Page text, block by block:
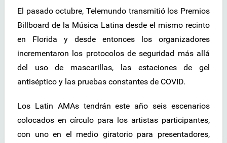
El pasado octubre, Telemundo transmitió los Premios
Billboard de la Música Latina desde el mismo recinto
en Florida y desde entonces los organizadores
incrementaron los protocolos de seguridad más allá
del uso de mascarillas, las estaciones de gel
antiséptico y las pruebas constantes de COVID.
Los Latin AMAs tendrán este año seis escenarios
colocados en círculo para los artistas participantes,
con uno en el medio giratorio para presentadores,